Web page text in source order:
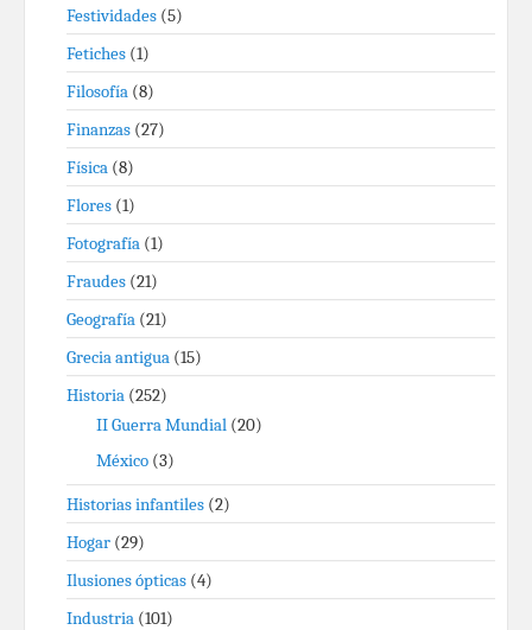
Festividades (5)
Fetiches (1)
Filosofía (8)
Finanzas (27)
Física (8)
Flores (1)
Fotografía (1)
Fraudes (21)
Geografía (21)
Grecia antigua (15)
Historia (252)
II Guerra Mundial (20)
México (3)
Historias infantiles (2)
Hogar (29)
Ilusiones ópticas (4)
Industria (101)